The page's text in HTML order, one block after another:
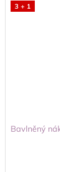
3 + 1
Bavlněný